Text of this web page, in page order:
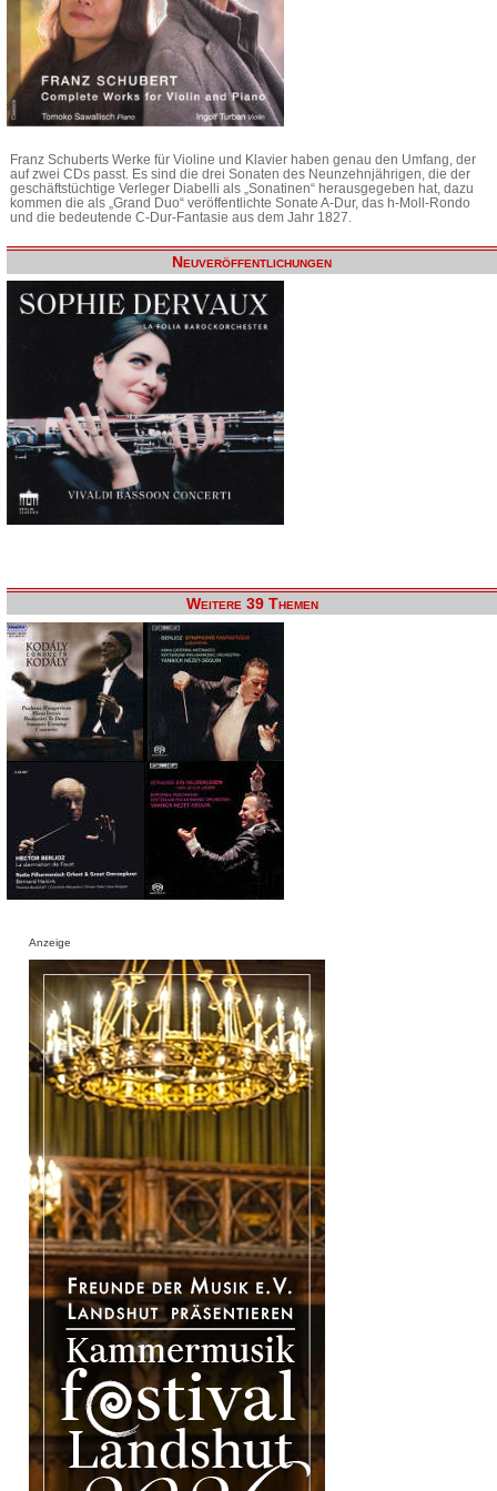
Franz Schuberts Werke für Violine und Klavier haben genau den Umfang, der
auf zwei CDs passt. Es sind die drei Sonaten des Neunzehnjährigen, die der
geschäftstüchtige Verleger Diabelli als „Sonatinen“ herausgegeben hat, dazu
kommen die als „Grand Duo“ veröffentlichte Sonate A-Dur, das h-Moll-Rondo
und die bedeutende C-Dur-Fantasie aus dem Jahr 1827.
Neuveröffentlichungen
Weitere 39 Themen
Anzeige